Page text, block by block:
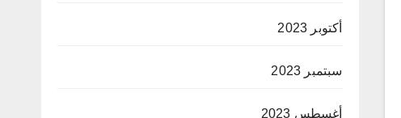
أكتوبر 2023
سبتمبر 2023
أغسطس 2023